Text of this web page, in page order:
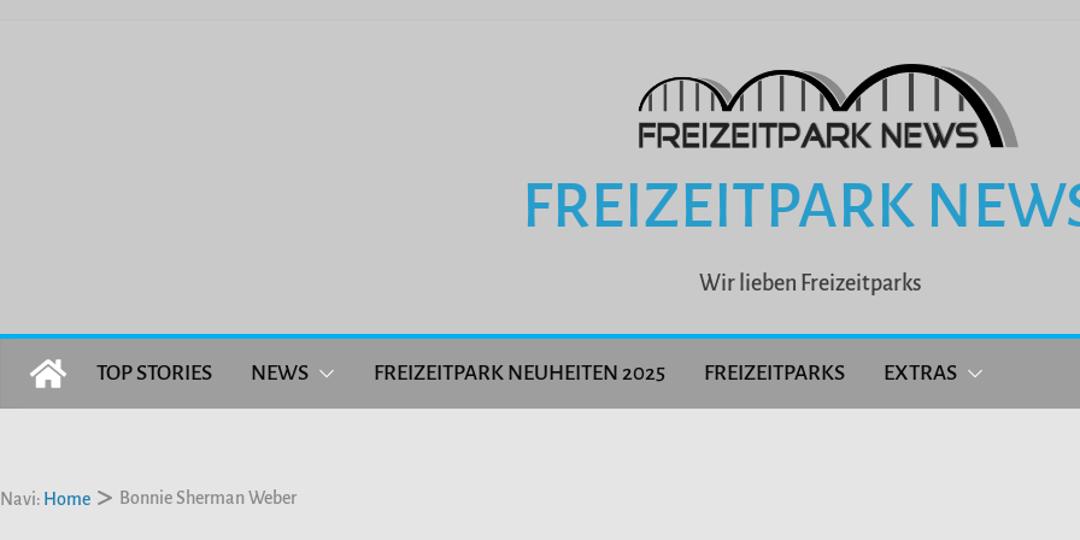
FREIZEITPARK
Wir lieben Freizeitparks
TOP STORIES NEWS FREIZEITPARK NEUHEITEN 2025 FREIZEITPARKS EXTRAS
Navi: Home Bonnie Sherman Weber